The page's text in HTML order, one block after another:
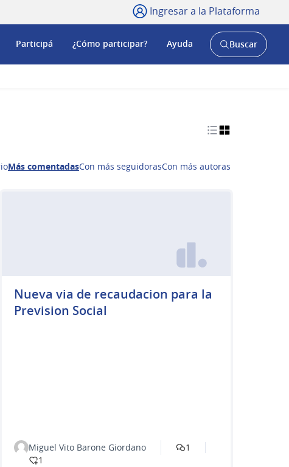
Ingresar a la Plataforma
Participá ¿Cómo participar? Ayuda
AbrirBuscar
Más comentadasCon más seguidorasCon más autoras
Nueva via de recaudacion para la
Prevision Social
Miguel Vito Barone Giordano
1
1